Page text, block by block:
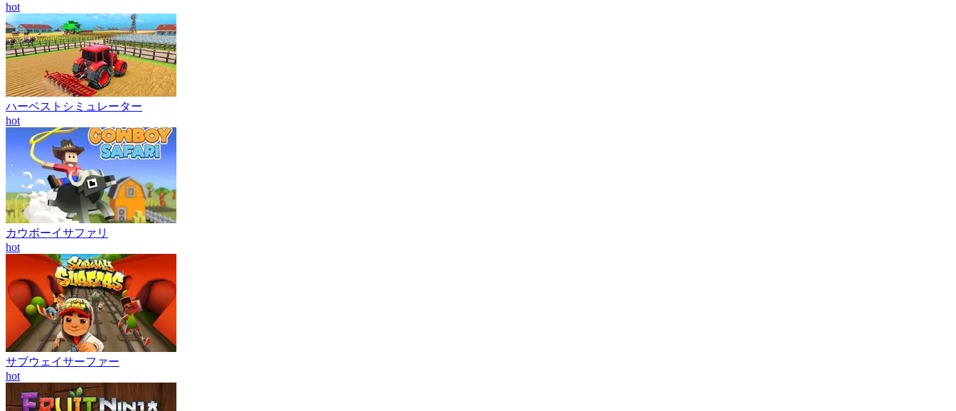
hot
ハーベストシミュレーター
hot
カウボーイサファリ
hot
サブウェイサーファー
hot